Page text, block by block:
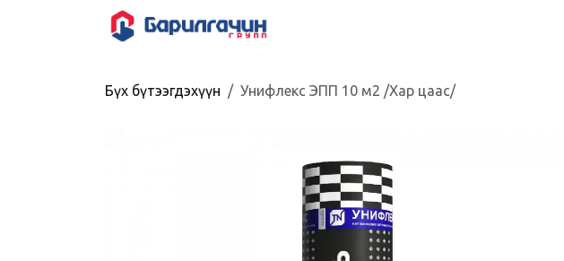
Бүх бүтээгдэхүүн Унифлекс ЭПП 10 м2 /Хар цаас/